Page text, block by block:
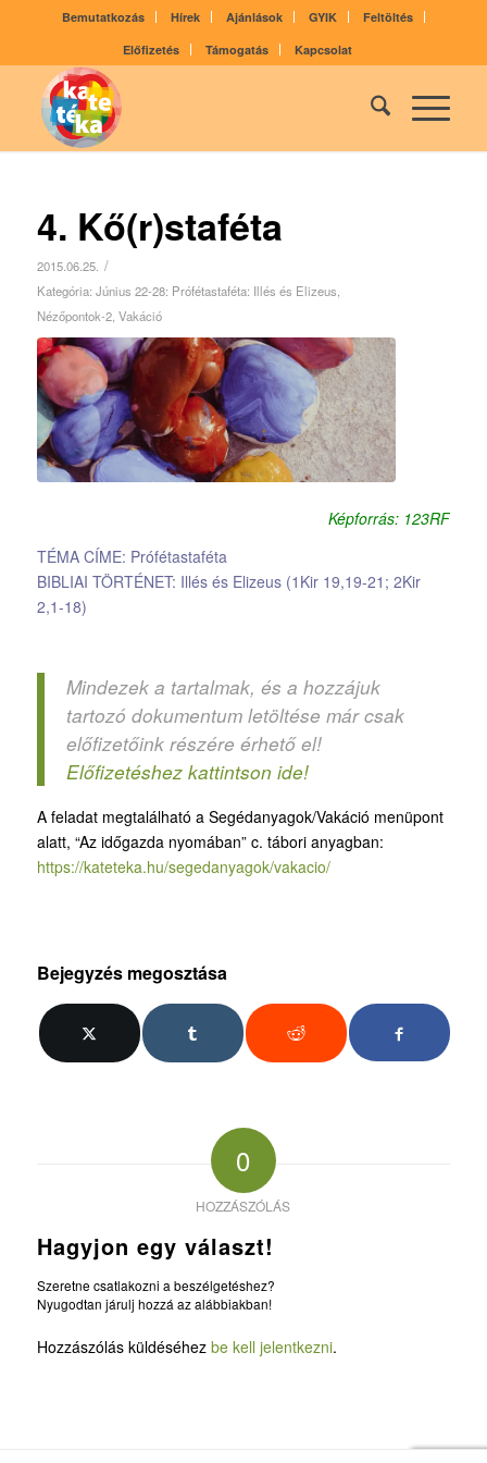
Bemutatkozás Hírek Ajánlások GYIK
Feltöltés
Előfizetés
Támogatás Kapcsolat
4. Kő(r)staféta
2015.06.25. /
Kategória: Június 22-28: Prófétastaféta: Illés és Elizeus
Nézőpontok-2, Vakáció
Képforrás: 123RF
TÉMA CÍME: Prófétastaféta
BIBLIAI TÖRTÉNET: Illés és Elizeus (1Kir 19,19-21; 2Kir
2,1-18)
Mindezek a tartalmak, és a hozzájuk
tartozó dokumentum letöltése már csak
előfizetőink részére érhető el!
Előfizetéshez kattintson ide!
A feladat megtalálható a Segédanyagok/Vakáció menüpont
alatt, “Az időgazda nyomában” c. tábori anyagban:
https://kateteka.hu/segedanyagok/vakacio/
Bejegyzés megosztása
0
HOZZÁSZÓLÁS
Hagyjon egy választ!
Szeretne csatlakozni a beszélgetéshez?
Nyugodtan járulj hozzá az alábbiakban!
Hozzászólás küldéséhez be kell jelentkezni.